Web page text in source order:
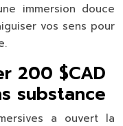
immersion douce
vos sens pour
200 $CAD
substance
a ouvert la